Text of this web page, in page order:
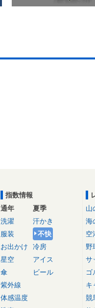
指数情報
通年
洗濯
服装
お出かけ
星空
傘
紫外線
体感温度
夏季
汗かき
不快
冷房
アイス
ビール
山
海
空
野
サ
ゴ
キ
競